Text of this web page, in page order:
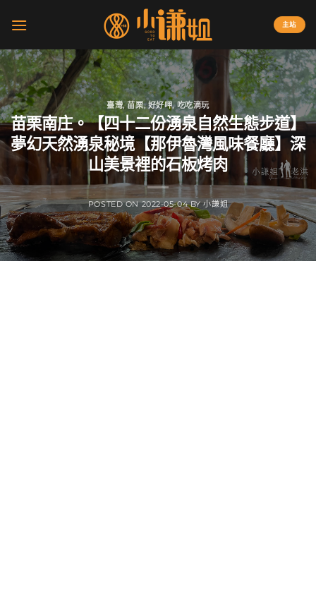
主站
臺灣,苗栗,好好呷,吃吃滴玩
苗栗南庄。【四十二份湧泉自然生態步道】
夢幻天然湧泉秘境【那伊魯灣風味餐廳】深
山美景裡的石板烤肉
POSTED ON2022-05-04 BY小謙姐